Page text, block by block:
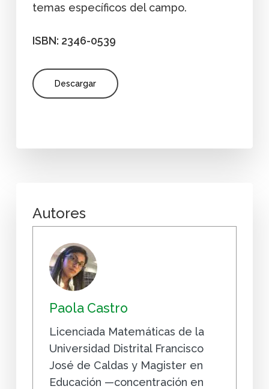
temas específicos del campo.
ISBN: 2346-0539
Descargar
Autores
Paola Castro
Licenciada Matemáticas de la
Universidad Distrital Francisco
José de Caldas y Magister en
Educación —concentración en